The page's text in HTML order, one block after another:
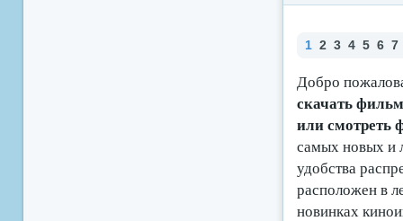
1 2 3 4 5 6 7
Добро
скачать
или смотреть
самых новых и
удобства
расположен в
новинках